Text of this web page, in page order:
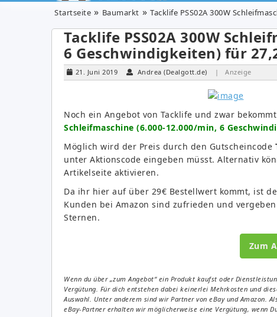
Startseite Baumarkt Tacklife PSS02A 300W
Tacklife PSS02A 300W
6 Geschwindigkeiten) für
21. Juni 2019 Andrea (Dealgott.de) | Anzeige
Noch ein Angebot von Tacklife und zwar
Schleifmaschine (6.000-12.000/min, 6
Möglich wird der Preis durch den Gutscheincode
unter Aktionscode eingeben müsst. Alternativ
Artikelseite aktivieren.
Da ihr hier auf über 29€ Bestellwert kommt, ist
Kunden bei Amazon sind zufrieden und
Sternen.
Zum
Wenn du über „zum Angebot“ ein Produkt kaufst oder
Vergütung. Für dich entstehen dabei keinerlei Mehrkosten und
Auswahl. Unter anderem sind wir Partner von eBay und Amazon.
eBay-Partner erhalten wir möglicherweise eine Vergütung, wenn